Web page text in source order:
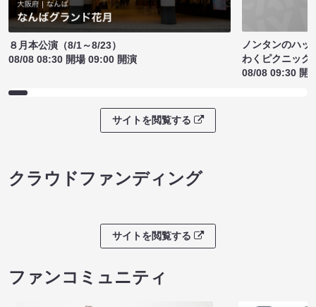
８月本公演（8/1～8/23）
08/08 08:30 開場 09:00 開演
ノンタンのハッ
わくピクニック
08/08 09:30 開
サイトを閲覧する
クラウドファンディング
サイトを閲覧する
ファンコミュニティ